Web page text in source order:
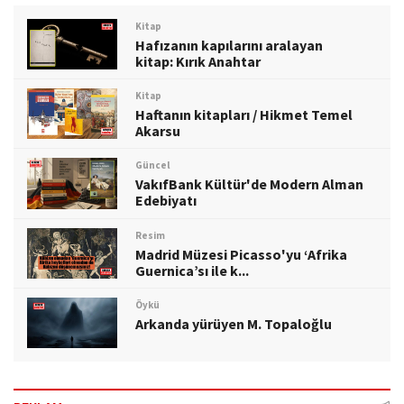
Kitap
Hafızanın kapılarını aralayan
kitap: Kırık Anahtar
Kitap
Haftanın kitapları / Hikmet Temel
Akarsu
Güncel
VakıfBank Kültür'de Modern Alman
Edebiyatı
Resim
Madrid Müzesi Picasso'yu ‘Afrika
Guernica’sı ile k...
Öykü
Arkanda yürüyen M. Topaloğlu